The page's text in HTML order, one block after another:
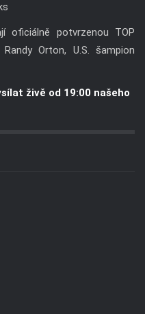
potvrzenou TOP
Orton, U.S. šampion
živě od 19:00 našeho